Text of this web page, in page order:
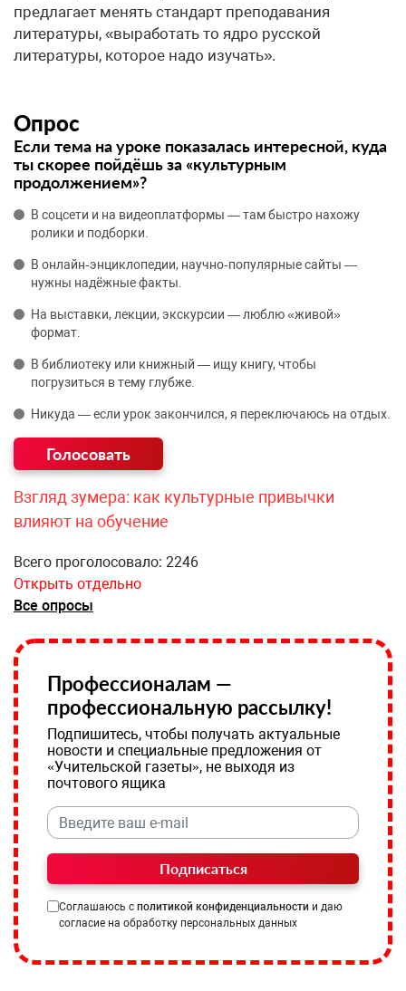
предлагает менять стандарт преподавания
литературы, «выработать то ядро русской
литературы, которое надо изучать».
Опрос
Если тема на уроке показалась интересной, куда
ты скорее пойдёшь за «культурным
продолжением»?
В соцсети и на видеоплатформы — там быстро нахожу
ролики и подборки.
В онлайн‑энциклопедии, научно‑популярные сайты —
нужны надёжные факты.
На выставки, лекции, экскурсии — люблю «живой»
формат.
В библиотеку или книжный — ищу книгу, чтобы
погрузиться в тему глубже.
Никуда — если урок закончился, я переключаюсь на отдых.
Взгляд зумера: как культурные привычки
влияют на обучение
Всего проголосовало: 2246
Открыть отдельно
Все опросы
Профессионалам —
профессиональную рассылку!
Подпишитесь, чтобы получать актуальные
новости и специальные предложения от
«Учительской газеты», не выходя из
почтового ящика
Подписаться
Соглашаюсь с политикой конфиденциальности и даю
согласие на обработку персональных данных